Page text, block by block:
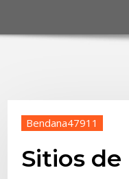
Bendana47911
Sitios